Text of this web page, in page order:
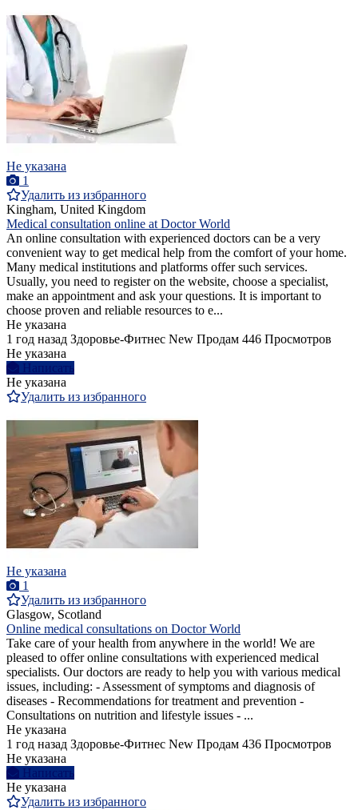
Не указана
1
Удалить из избранного
Kingham, United Kingdom
Medical consultation online at Doctor World
An online consultation with experienced doctors can be a very
convenient way to get medical help from the comfort of your home.
Many medical institutions and platforms offer such services.
Usually, you need to register on the website, choose a specialist,
make an appointment and ask your questions. It is important to
choose proven and reliable resources to e...
Не указана
1 год назад Здоровье-Фитнес New Продам 446 Просмотров
Не указана
Написать
Не указана
Удалить из избранного
Не указана
1
Удалить из избранного
Glasgow, Scotland
Online medical consultations on Doctor World
Take care of your health from anywhere in the world! We are
pleased to offer online consultations with experienced medical
specialists. Our doctors are ready to help you with various medical
issues, including: - Assessment of symptoms and diagnosis of
diseases - Recommendations for treatment and prevention -
Consultations on nutrition and lifestyle issues - ...
Не указана
1 год назад Здоровье-Фитнес New Продам 436 Просмотров
Не указана
Написать
Не указана
Удалить из избранного